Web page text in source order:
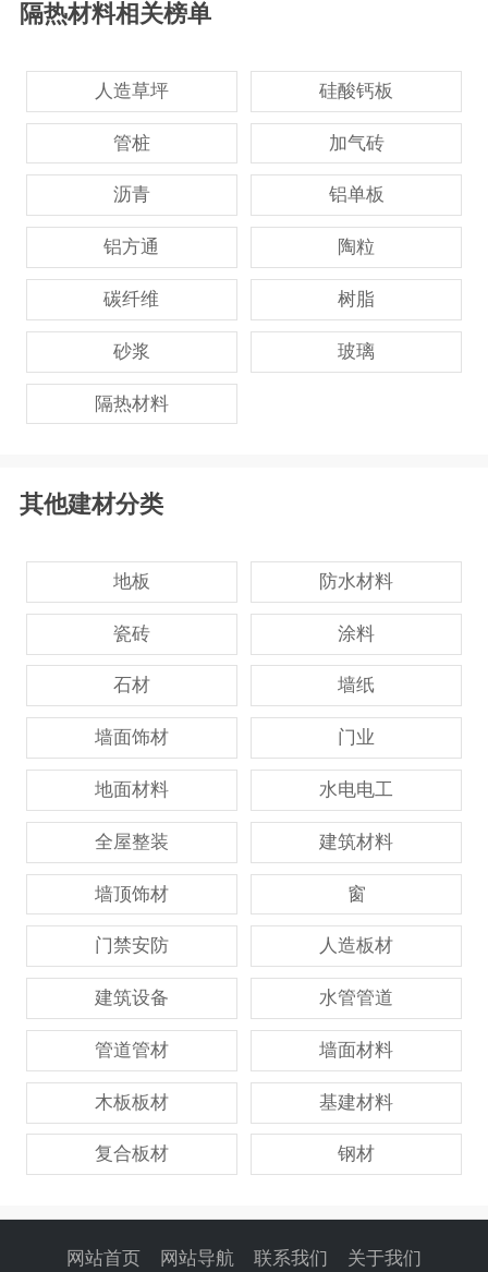
隔热材料相关榜单
人造草坪 硅酸钙板
管桩 加气砖
沥青 铝单板
铝方通 陶粒
碳纤维 树脂
砂浆 玻璃
隔热材料
其他建材分类
地板 防水材料
瓷砖 涂料
石材 墙纸
墙面饰材 门业
地面材料 水电电工
全屋整装 建筑材料
墙顶饰材 窗
门禁安防 人造板材
建筑设备 水管管道
管道管材 墙面材料
木板板材 基建材料
复合板材 钢材
网站首页 网站导航 联系我们 关于我们